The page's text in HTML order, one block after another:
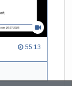
55:13